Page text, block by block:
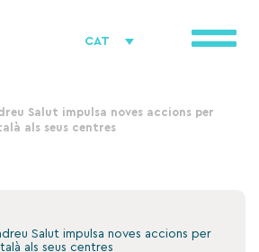
CAT
Salut impulsa noves accions per
als seus centres
Salut impulsa noves accions per
als seus centres